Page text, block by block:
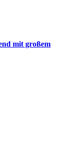
mit großem